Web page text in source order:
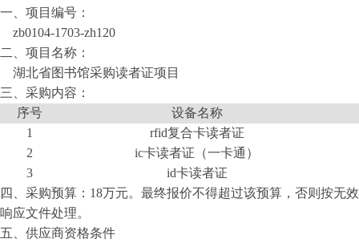
一、项目编号：
zb0104-1703-zh120
二、项目名称：
湖北省图书馆采购读者证项目
三、采购内容 ：
序号
设备名称
1
rfid复合卡读者证
2
ic卡读者证（一卡通）
3
id卡读者证
四、采购预算： 18万元。最终报价不得超过该预算，否则按无效
响应文件处理。
五、供应商资格条件